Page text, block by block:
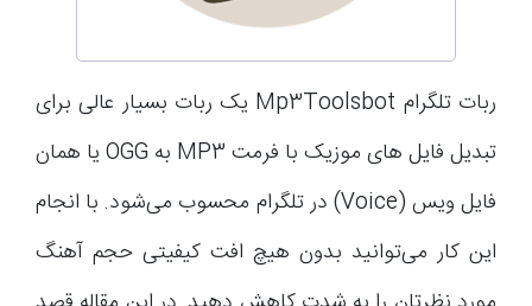
ربات تلگرام Mp3Toolsbot یک ربات بسیار عالی برای
تبدیل فایل های موزیک با فرمت MP3 به OGG یا همان
فایل ویس (Voice) در تلگرام محسوب می‌شود. با انجام
این کار می‌توانید بدون هیچ افت کیفیتی حجم آهنگ